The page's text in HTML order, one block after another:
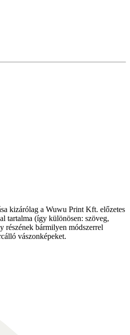
kizárólag a Wuwu Print Kft. előzetes
tartalma (így különösen: szöveg,
bármilyen módszerrel
vászonképeket.